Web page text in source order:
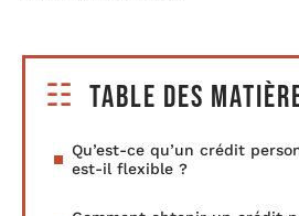
Table des
Qu’est-ce qu’un crédit
est-il flexible ?